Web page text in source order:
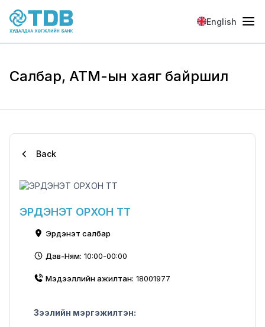
Skip to main content
English
Салбар, АТМ-ын хаяг байршил
Back
ЭРДЭНЭТ ОРХОН ТТ
Эрдэнэт салбар
Дав-Ням: 10:00-00:00
Мэдээллийн ажилтан: 18001977
Зээлийн мэргэжилтэн: